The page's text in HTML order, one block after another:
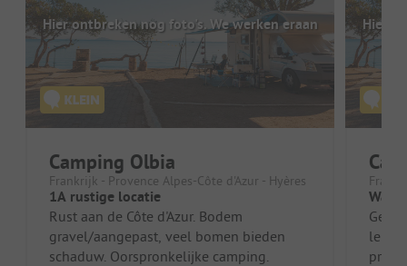
Hier ontbreken nog foto's. We werken eraan
Camping Olbia
Frankrijk - Provence Alpes-Côte d'Azur - Hyères
1A rustige locatie
Rust aan de Côte d'Azur. Bodem
gravel/aangepast, veel bomen bieden
schaduw. Oorspronkelijke camping.
Hier
Wat